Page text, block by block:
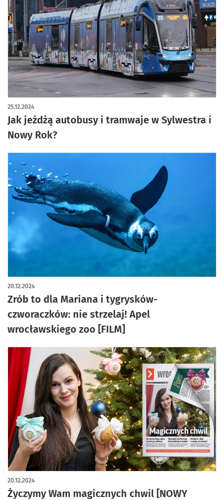
Jak jeżdżą autobusy i tramwaje w Sylwestra i
Nowy Rok?
25.12.2024
Zrób to dla Mariana i tygrysków-
czworaczków: nie strzelaj! Apel
wrocławskiego zoo [FILM]
20.12.2024
Życzymy Wam magicznych chwil [NOWY
20.12.2024